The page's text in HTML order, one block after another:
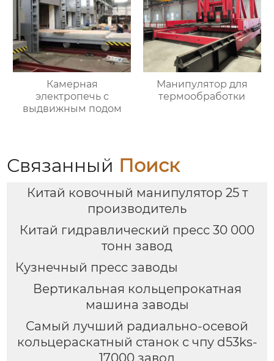
Камерная
электропечь с
выдвижным подом
Манипулятор для
термообработки
Связанный Поиск
Китай ковочный манипулятор 25 т
производитель
Китай гидравлический пресс 30 000
тонн завод
Кузнечный пресс заводы
Вертикальная кольцепрокатная
машина заводы
Самый лучший радиально-осевой
кольцераскатный станок с чпу d53ks-
17000 завод